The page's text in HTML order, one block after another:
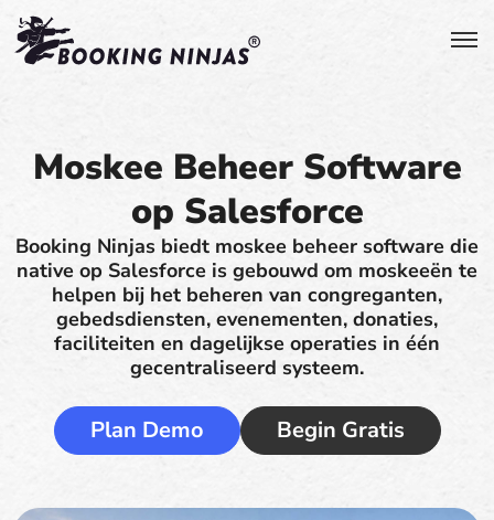
Moskee Beheer Software
op Salesforce
Booking Ninjas biedt moskee beheer software die
native op Salesforce is gebouwd om moskeeën te
helpen bij het beheren van congreganten,
gebedsdiensten, evenementen, donaties,
faciliteiten en dagelijkse operaties in één
gecentraliseerd systeem.
Plan Demo Begin Gratis